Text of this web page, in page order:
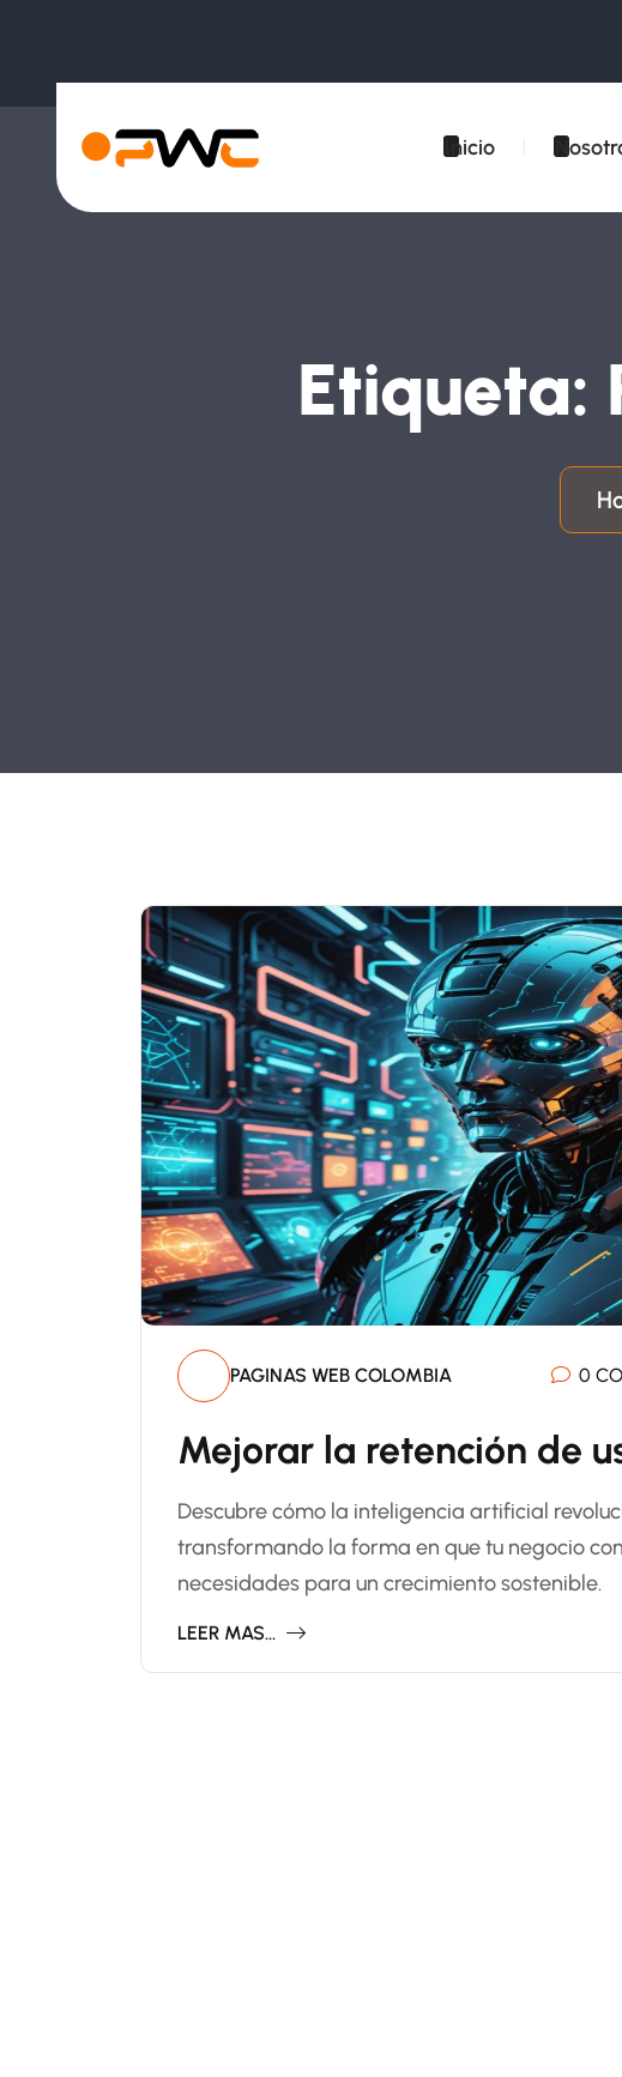
Inicio
Etiqueta:
PAGINAS WEB COLOMBIA 0
Mejorar la retención de
Descubre cómo la inteligencia artificial
transformando la forma en que tu negocio
necesidades para un crecimiento sostenible.
LEER MAS...